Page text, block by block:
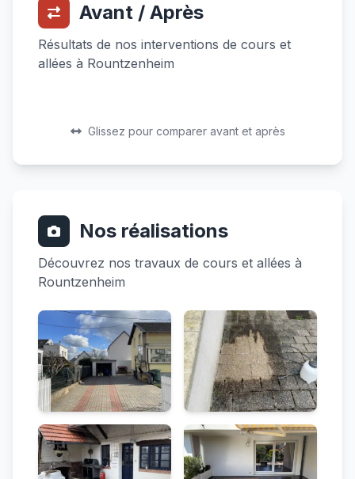
Avant / Après
Résultats de nos interventions de cours et
allées à Rountzenheim
Avant
Après
Glissez pour comparer avant et après
Nos réalisations
Découvrez nos travaux de cours et allées à
Rountzenheim